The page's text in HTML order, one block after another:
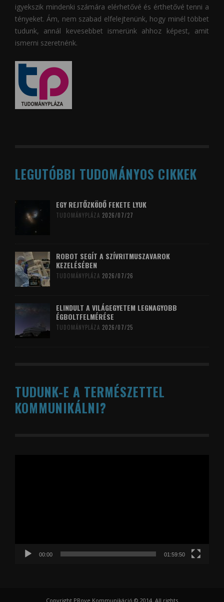
igyekszik mindenki számára elérhetővé és érthetővé tenni a
tényeket. Ám, nem szabad elfelejtenünk, hogy minél többet
tudunk, annál kevesebbet ismerünk ahhoz képest, amit
ismerni szeretnénk.
LEGUTÓBBI TUDOMÁNYOS CIKKEK
EGY REJTŐZKÖDŐ FEKETE LYUK
TUDOMÁNYPLÁZA 2026/07/27
ROBOT SEGÍT A SZÍVRITMUSZAVAROK
KEZELÉSÉBEN
TUDOMÁNYPLÁZA 2026/07/26
ELINDULT A VILÁGEGYETEM LEGNAGYOBB
ÉGBOLTFELMÉRÉSE
TUDOMÁNYPLÁZA 2026/07/25
TUDUNK-E A TERMÉSZETTEL
KOMMUNIKÁLNI?
00:00 01:59:50
Copyright PRove Kommunikáció © 2014. All rights